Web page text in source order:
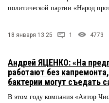
политической партии «Народ
18 января 13:25 1 4773
Андрей ЯЦЕНКО: «На
работают без
бактерии могут съедать
В этом году компания «Автор